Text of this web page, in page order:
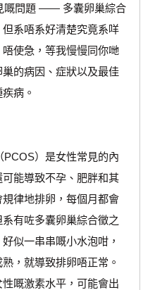
問題 —— 多囊卵巢綜合
系唔系好清楚究竟系咩
使急，等我慢慢同你哋
的病因、症狀以及最佳
病。
）是女性常見的內
能導致不孕、肥胖和其
律地排卵，每個月都會
有咗多囊卵巢綜合徵之
似一串串嘅小水泡咁，
，就導致排卵唔正常。
嘅激素水平，可能會出